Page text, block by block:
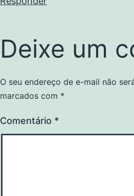
Deixe um
O seu endereço de e-mail não
marcados com *
Comentário *